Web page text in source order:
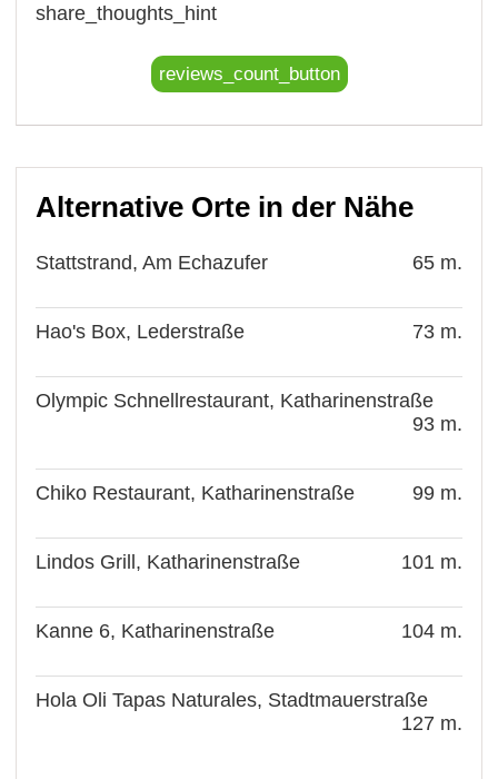
share_thoughts_hint
reviews_count_button
Alternative Orte in der Nähe
Stattstrand, Am Echazufer 65 m.
Hao's Box, Lederstraße 73 m.
Olympic Schnellrestaurant, Katharinenstraße
93 m.
Chiko Restaurant, Katharinenstraße 99 m.
Lindos Grill, Katharinenstraße 101 m.
Kanne 6, Katharinenstraße 104 m.
Hola Oli Tapas Naturales, Stadtmauerstraße
127 m.